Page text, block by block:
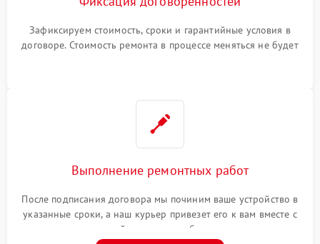
Зафиксируем стоимость, сроки и гарантийные условия в
договоре. Стоимость ремонта в процессе меняться не будет
Выполнение ремонтных работ
После подписания договора мы починим ваше устройство в
указанные сроки, а наш курьер привезет его к вам вместе с
гарантийным талоном бесплатно